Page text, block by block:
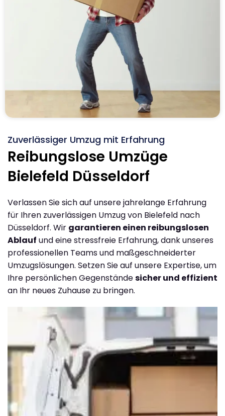
Zuverlässiger Umzug mit Erfahrung
Reibungslose Umzüge
Bielefeld Düsseldorf
Verlassen Sie sich auf unsere jahrelange Erfahrung
für Ihren zuverlässigen Umzug von Bielefeld nach
Düsseldorf. Wir garantieren einen reibungslosen
Ablauf und eine stressfreie Erfahrung, dank unseres
professionellen Teams und maßgeschneiderter
Umzugslösungen. Setzen Sie auf unsere Expertise, um
Ihre persönlichen Gegenständesicher und effizient
an Ihr neues Zuhause zu bringen.